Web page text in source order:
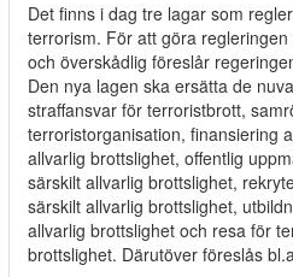
Det finns i dag tre lagar som
terrorism. För att göra
och överskådlig föreslår
Den nya lagen ska ersätta de
straffansvar för terroristbrott,
terroristorganisation, finansiering
allvarlig brottslighet, offentlig
särskilt allvarlig brottslighet,
särskilt allvarlig brottslighet,
allvarlig brottslighet och resa för
brottslighet. Därutöver föreslås